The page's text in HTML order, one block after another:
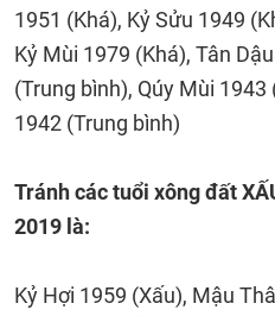
1951 (Khá), Kỷ Sửu 1949
Kỷ Mùi 1979 (Khá), Tân
(Trung bình), Qúy Mùi
1942 (Trung bình)
Tránh các tuổi xông đất
2019 là:
Kỷ Hợi 1959 (Xấu), Mậu